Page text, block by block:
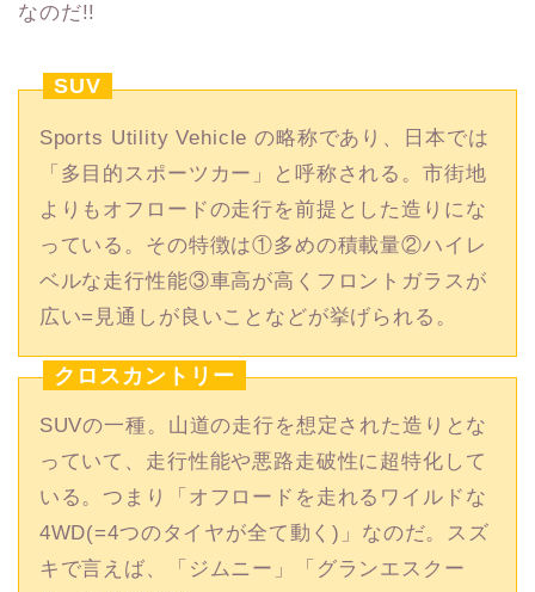
なのだ!!
SUV
Sports Utility Vehicle の略称であり、日本では
「多目的スポーツカー」と呼称される。市街地
よりもオフロードの走行を前提とした造りにな
っている。その特徴は①多めの積載量②ハイレ
ベルな走行性能③車高が高くフロントガラスが
広い=見通しが良いことなどが挙げられる。
クロスカントリー
SUVの一種。山道の走行を想定された造りとな
っていて、走行性能や悪路走破性に超特化して
いる。つまり「オフロードを走れるワイルドな
4WD(=4つのタイヤが全て動く)」なのだ。スズ
キで言えば、「ジムニー」「グランエスクー